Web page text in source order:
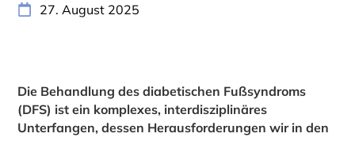
27. August 2025
Die Behandlung des diabetischen Fußsyndroms
(DFS) ist ein komplexes, interdisziplinäres
Unterfangen, dessen Herausforderungen wir in den